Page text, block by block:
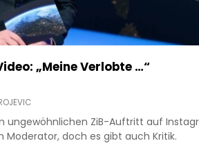
„Meine Verlobte …“
ungewöhnlichen ZiB-Auftritt auf
Moderator, doch es gibt auch Kritik.